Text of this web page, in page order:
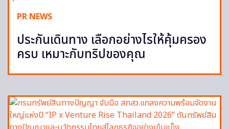
PR NEWS
ประกันเดินทาง เลือกอย่างไรให้คุ้มครอง
ครบ เหมาะกับทริปของคุณ